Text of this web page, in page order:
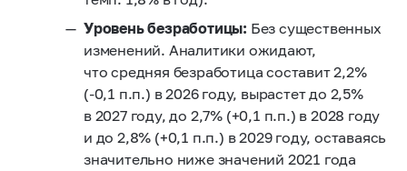
Уровень безработицы: Без существенных
изменений. Аналитики ожидают,
что средняя безработица составит 2,2%
(-0,1 п.п.) в 2026 году, вырастет до 2,5%
в 2027 году, до 2,7% (+0,1 п.п.) в 2028 году
и до 2,8% (+0,1 п.п.) в 2029 году, оставаясь
значительно ниже значений 2021 года